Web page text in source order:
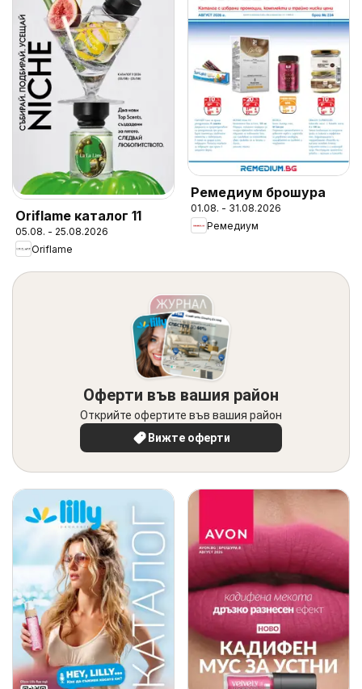
Oriflame каталог 11
05.08. - 25.08.2026
Oriflame
Ремедиум брошура
01.08. - 31.08.2026
Ремедиум
Оферти във вашия район
Открийте офертите във вашия район
Вижте оферти